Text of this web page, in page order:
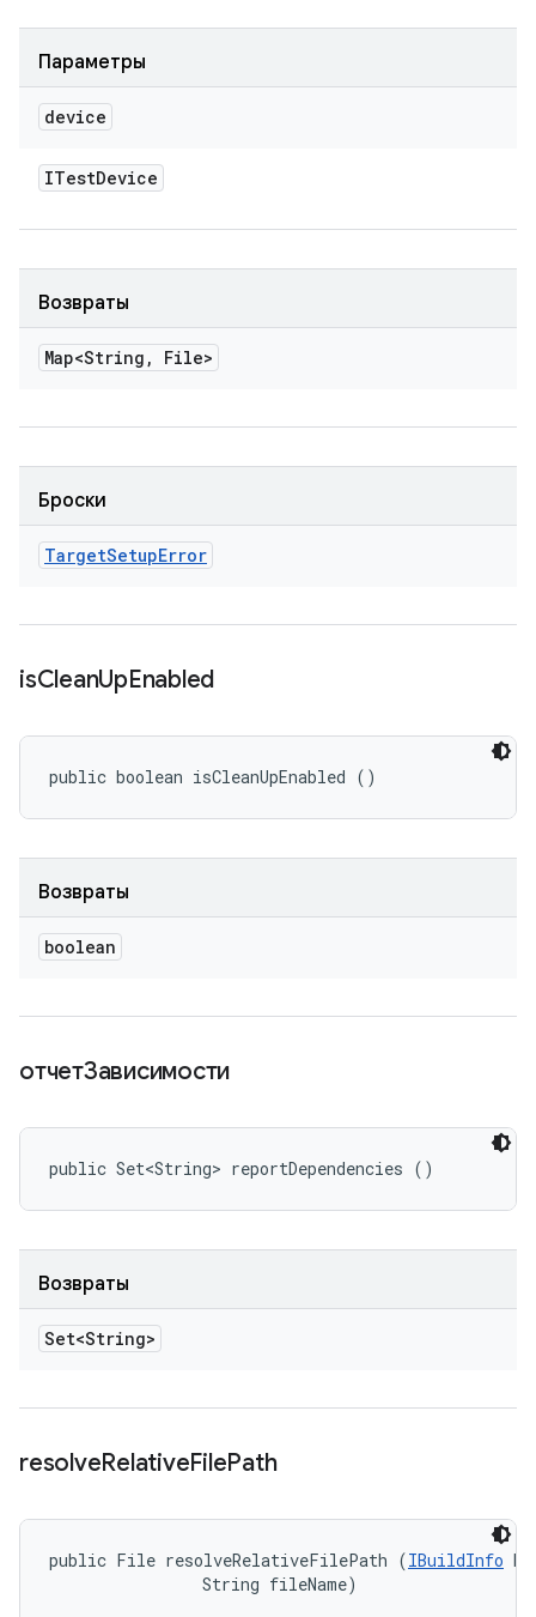
Параметры
device
ITestDevice
Возвраты
Map<String , File>
Броски
TargetSetupError
isCleanUpEnabled
public boolean isCleanUpEnabled ()
Возвраты
boolean
отчетЗависимости
public Set<String> reportDependencies ()
Возвраты
Set<String>
resolveRelativeFilePath
public File resolveRelativeFilePath (IBuildInfo
                String fileName)